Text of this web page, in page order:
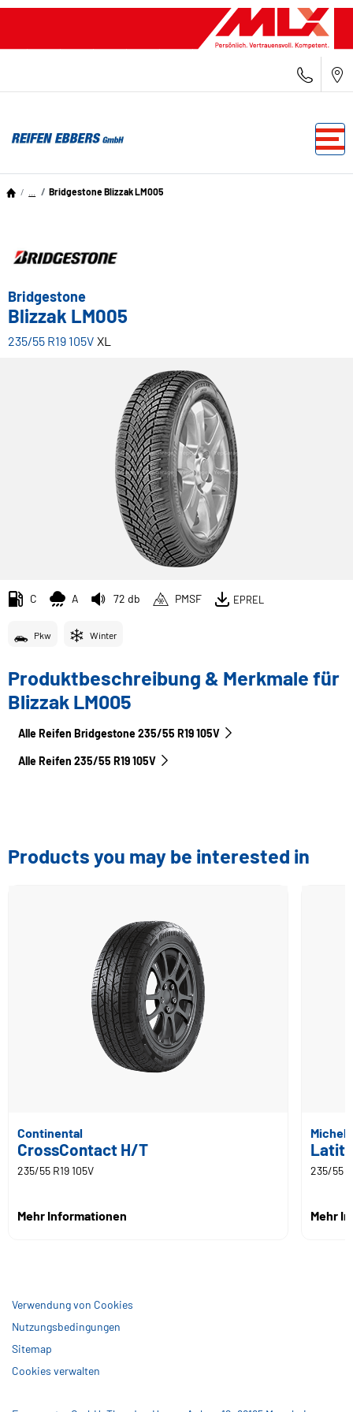
Bridgestone Blizzak LM005
Bridgestone
Blizzak LM005
235/55 R19 105V XL
C A 72 db PMSF EPREL
Pkw Winter
Produktbeschreibung & Merkmale für
Blizzak LM005
Alle Reifen Bridgestone 235/55 R19 105V
Alle Reifen‎ 235/55 R19 105V
Products you may be interested in
Continental
CrossContact H/T
235/55 R19 105V
Mehr Informationen
235/55
Mehr
Verwendung von Cookies
Nutzungsbedingungen
Sitemap
Cookies verwalten